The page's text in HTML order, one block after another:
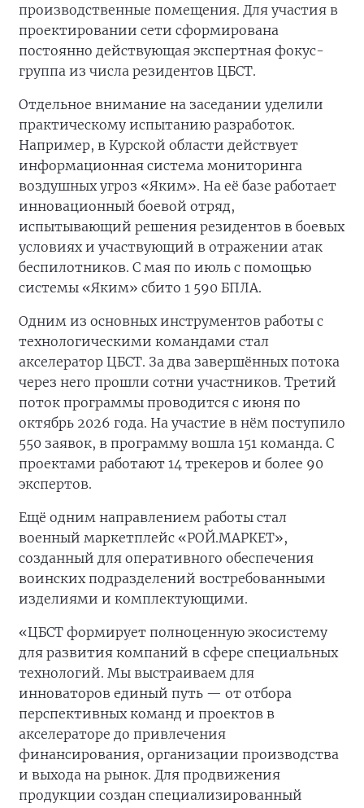
производственные помещения. Для участия в
проектировании сети сформирована
постоянно действующая экспертная фокус-
группа из числа резидентов ЦБСТ.
Отдельное внимание на заседании уделили
практическому испытанию разработок.
Например, в Курской области действует
информационная система мониторинга
воздушных угроз «Яким». На её базе работает
инновационный боевой отряд,
испытывающий решения резидентов в боевых
условиях и участвующий в отражении атак
беспилотников. С мая по июль с помощью
системы «Яким» сбито 1 590 БПЛА.
Одним из основных инструментов работы с
технологическими командами стал
акселератор ЦБСТ. За два завершённых потока
через него прошли сотни участников. Третий
поток программы проводится с июня по
октябрь 2026 года. На участие в нём поступило
550 заявок, в программу вошла 151 команда. С
проектами работают 14 трекеров и более 90
экспертов.
Ещё одним направлением работы стал
военный маркетплейс «РОЙ.МАРКЕТ»,
созданный для оперативного обеспечения
воинских подразделений востребованными
изделиями и комплектующими.
«ЦБСТ формирует полноценную экосистему
для развития компаний в сфере специальных
технологий. Мы выстраиваем для
инноваторов единый путь — от отбора
перспективных команд и проектов в
акселераторе до привлечения
финансирования, организации производства
и выхода на рынок. Для продвижения
продукции создан специализированный